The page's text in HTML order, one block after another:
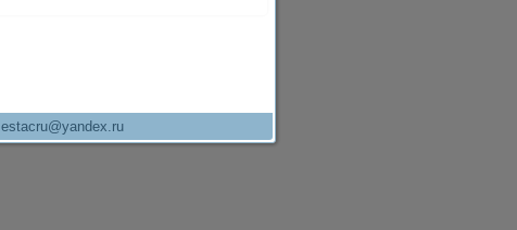
estacru@yandex.ru